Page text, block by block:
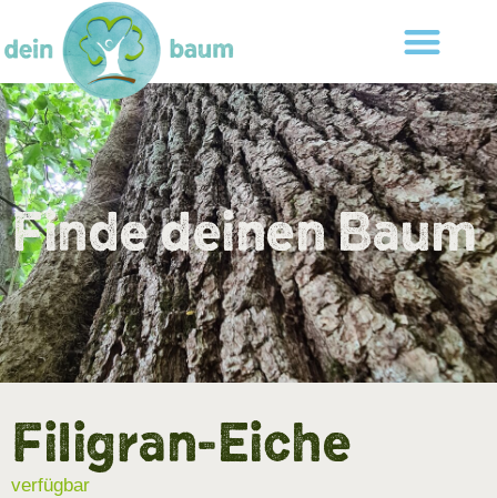
Finde deinen Baum
Filigran-Eiche
verfügbar